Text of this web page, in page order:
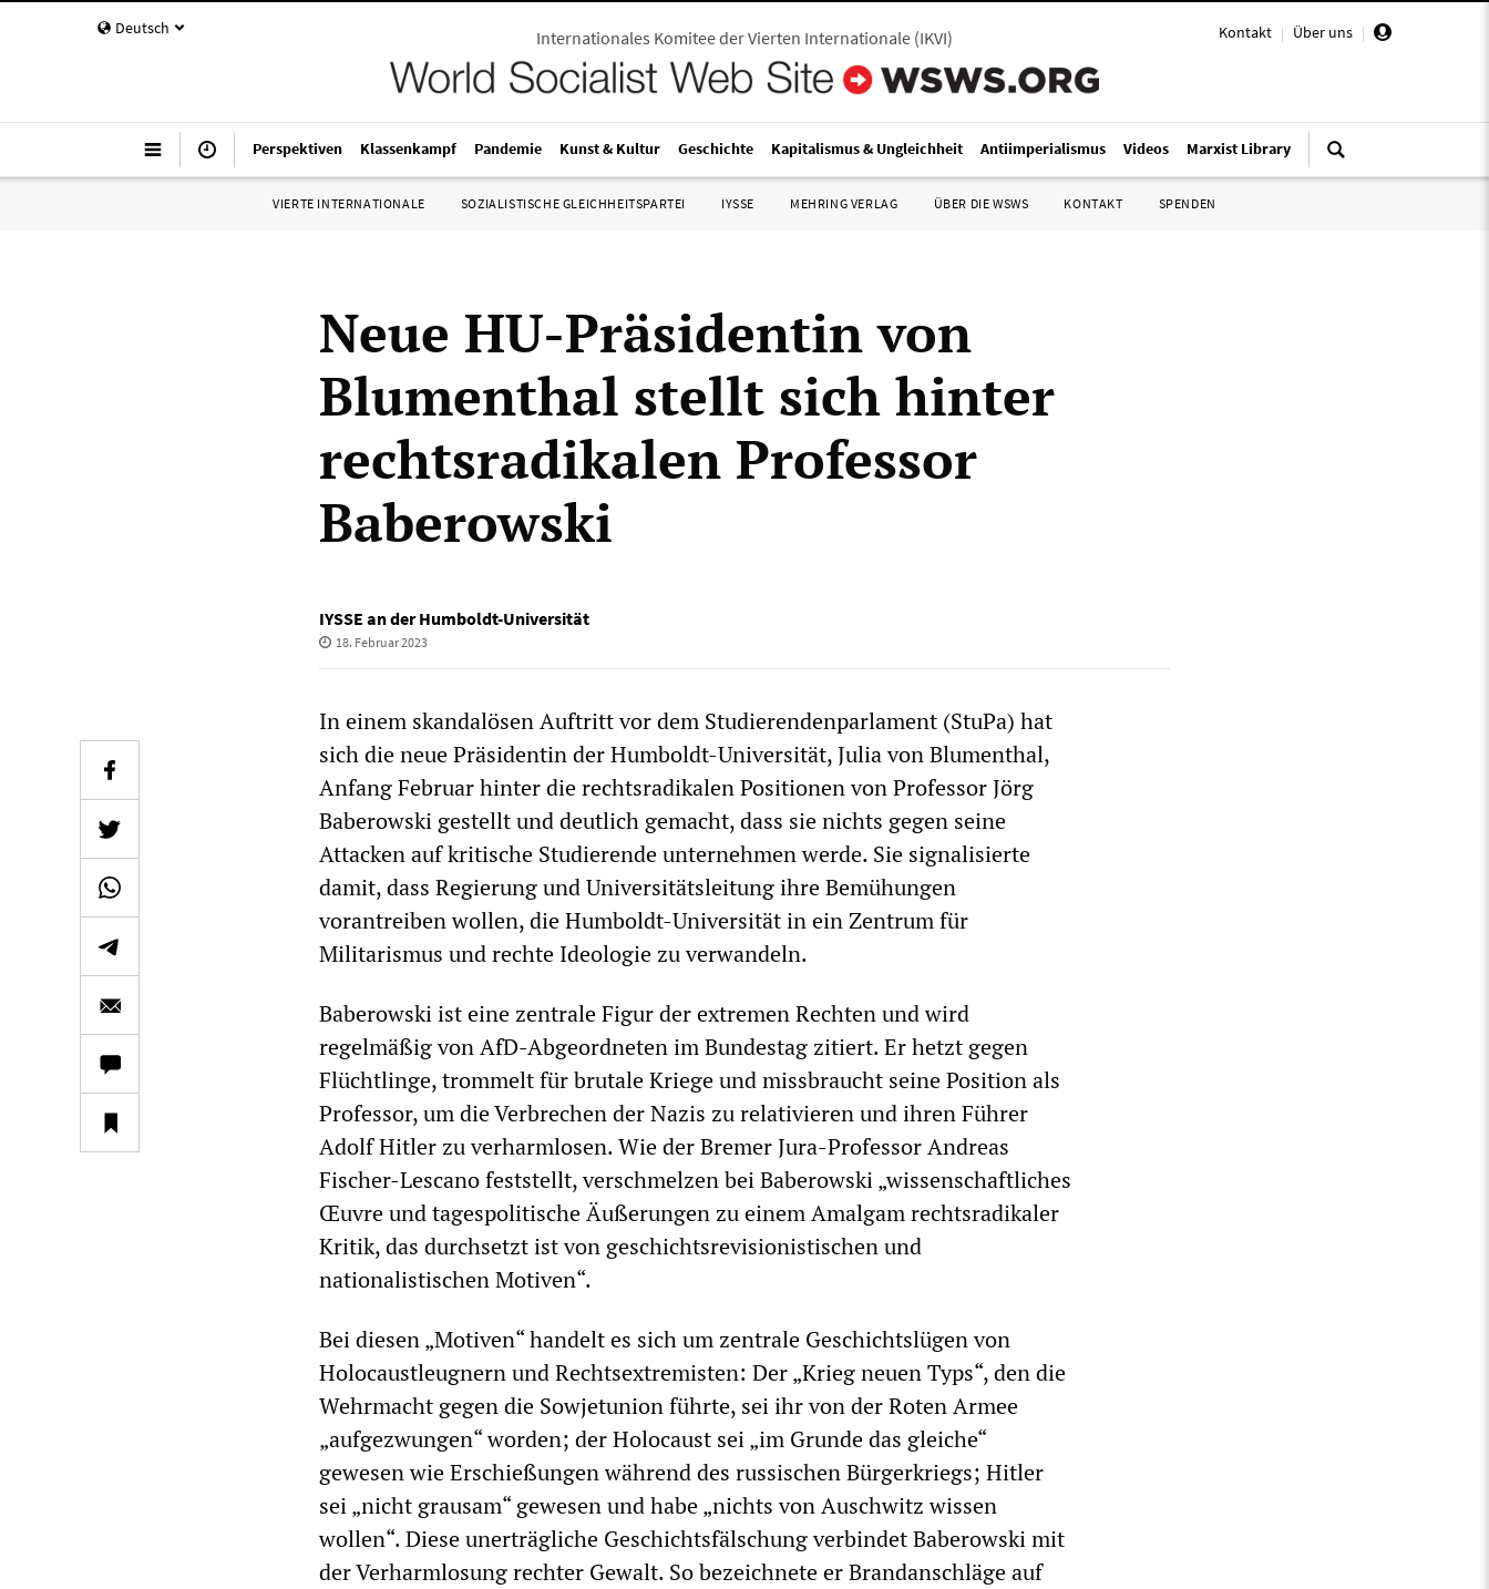
Deutsch Kontakt | Über uns |
Internationales Komitee der Vierten Internationale (IKVI)
Perspektiven Klassenkampf Pandemie Kunst & Kultur Geschichte Kapitalismus & Ungleichheit Antiimperialismus Videos Marxist Library
VIERTE INTERNATIONALE SOZIALISTISCHE GLEICHHEITSPARTEI IYSSE MEHRING VERLAG ÜBER DIE WSWS KONTAKT SPENDEN
Neue HU-Präsidentin von
Blumenthal stellt sich hinter
rechtsradikalen Professor
Baberowski
IYSSE an der Humboldt-Universität
18. Februar 2023
In einem skandalösen Auftritt vor dem Studierendenparlament (StuPa) hat
sich die neue Präsidentin der Humboldt-Universität, Julia von Blumenthal,
Anfang Februar hinter die rechtsradikalen Positionen von Professor Jörg
Baberowski gestellt und deutlich gemacht, dass sie nichts gegen seine
Attacken auf kritische Studierende unternehmen werde. Sie signalisierte
damit, dass Regierung und Universitätsleitung ihre Bemühungen
vorantreiben wollen, die Humboldt-Universität in ein Zentrum für
Militarismus und rechte Ideologie zu verwandeln.
Baberowski ist eine zentrale Figur der extremen Rechten und wird
regelmäßig von AfD-Abgeordneten im Bundestag zitiert. Er hetzt gegen
Flüchtlinge, trommelt für brutale Kriege und missbraucht seine Position als
Professor, um die Verbrechen der Nazis zu relativieren und ihren Führer
Adolf Hitler zu verharmlosen. Wie der Bremer Jura-Professor Andreas
Fischer-Lescano feststellt, verschmelzen bei Baberowski „wissenschaftliches
Œuvre und tagespolitische Äußerungen zu einem Amalgam rechtsradikaler
Kritik, das durchsetzt ist von geschichtsrevisionistischen und
nationalistischen Motiven“.
Bei diesen „Motiven“ handelt es sich um zentrale Geschichtslügen von
Holocaustleugnern und Rechtsextremisten: Der „Krieg neuen Typs“, den die
Wehrmacht gegen die Sowjetunion führte, sei ihr von der Roten Armee
„aufgezwungen“ worden; der Holocaust sei „im Grunde das gleiche“
gewesen wie Erschießungen während des russischen Bürgerkriegs; Hitler
sei „nicht grausam“ gewesen und habe „nichts von Auschwitz wissen
wollen“. Diese unerträgliche Geschichtsfälschung verbindet Baberowski mit
der Verharmlosung rechter Gewalt. So bezeichnete er Brandanschläge auf